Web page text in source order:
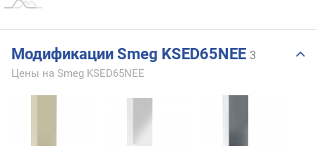
Модификации Smeg KSED65NEE 3
Цены на Smeg KSED65NEE